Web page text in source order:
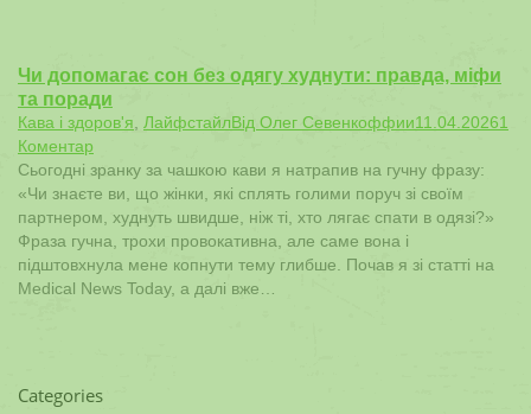
Чи допомагає сон без одягу худнути: правда, міфи
та поради
Кава і здоров'я ЛайфстайлВід Олег Севенкоффии11.04.20261
Коментар
Сьогодні зранку за чашкою кави я натрапив на гучну фразу:
«Чи знаєте ви, що жінки, які сплять голими поруч зі своїм
партнером, худнуть швидше, ніж ті, хто лягає спати в одязі?»
Фраза гучна, трохи провокативна, але саме вона і
підштовхнула мене копнути тему глибше. Почав я зі статті на
Medical News Today, а далі вже…
Categories